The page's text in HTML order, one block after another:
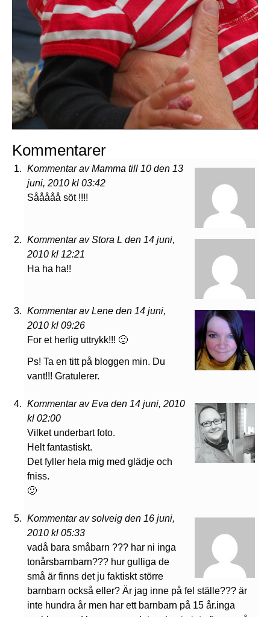
Kommentarer
Kommentar av Mamma till 10 den 13
juni, 2010 kl 03:42
Sååååå söt !!!!
Kommentar av Stora L den 14 juni,
2010 kl 12:21
Ha ha ha!!
Kommentar av Lene den 14 juni,
2010 kl 09:26
For et herlig uttrykk!!! 🙂
Ps! Ta en titt på bloggen min. Du
vant!!! Gratulerer.
Kommentar av Eva den 14 juni, 2010
kl 02:00
Vilket underbart foto.
Helt fantastiskt.
Det fyller hela mig med glädje och
fniss.
🙂
Kommentar av solveig den 16 juni,
2010 kl 05:33
vadå bara småbarn ??? har ni inga
tonårsbarnbarn??? hur gulliga de
små är finns det ju faktiskt större
barnbarn också eller? Är jag inne på fel ställe??? är
inte hundra år men har ett barnbarn på 15 år.inga